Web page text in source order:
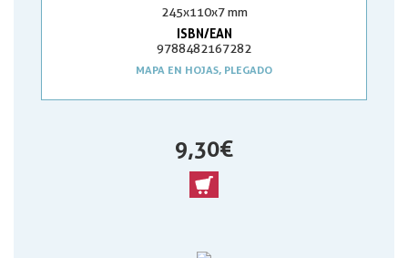
245x110x7 mm
ISBN/EAN
9788482167282
MAPA EN HOJAS, PLEGADO
9,30 €